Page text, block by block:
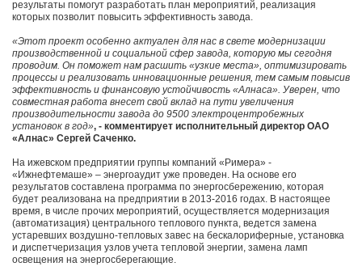
результаты помогут разработать план мероприятий, реализация
которых позволит повысить эффективность завода.
«Этот проект особенно актуален для нас в свете модернизации
производственной и социальной сфер завода, которую мы сегодня
проводим. Он поможет нам расшить «узкие места», оптимизировать
процессы и реализовать инновационные решения, тем самым повысив
эффективность и финансовую устойчивость «Алнаса». Уверен, что
совместная работа внесет свой вклад на пути увеличения
производительности завода до 9500 электроцентробежных
установок в год», - комментирует исполнительный директор ОАО
«Алнас» Сергей Саченко.
На ижевском предприятии группы компаний «Римера» -
«Ижнефтемаше» – энергоаудит уже проведен. На основе его
результатов составлена программа по энергосбережению, которая
будет реализована на предприятии в 2013-2016 годах. В настоящее
время, в числе прочих мероприятий, осуществляется модернизация
(автоматизация) центрального теплового пункта, ведется замена
устаревших воздушно-тепловых завес на бескалориферные, установка
и диспетчеризация узлов учета тепловой энергии, замена ламп
освещения на энергосберегающие.